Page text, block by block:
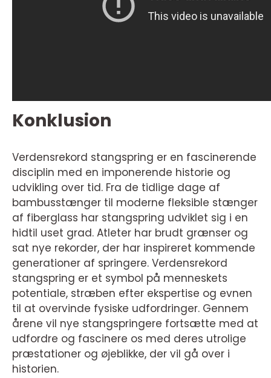
Konklusion
Verdensrekord stangspring er en fascinerende
disciplin med en imponerende historie og
udvikling over tid. Fra de tidlige dage af
bambusstænger til moderne fleksible stænger
af fiberglass har stangspring udviklet sig i en
hidtil uset grad. Atleter har brudt grænser og
sat nye rekorder, der har inspireret kommende
generationer af springere. Verdensrekord
stangspring er et symbol på menneskets
potentiale, stræben efter ekspertise og evnen
til at overvinde fysiske udfordringer. Gennem
årene vil nye stangspringere fortsætte med at
udfordre og fascinere os med deres utrolige
præstationer og øjeblikke, der vil gå over i
historien.